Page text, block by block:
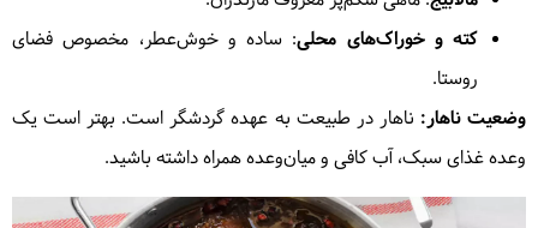
کته و خوراک‌های محلی: ساده و خوش‌عطر، مخصوص فضای
روستا.
وضعیت ناهار: ناهار در طبیعت به عهده گردشگر است. بهتر است یک
وعده غذای سبک، آب کافی و میان‌وعده همراه داشته باشید.